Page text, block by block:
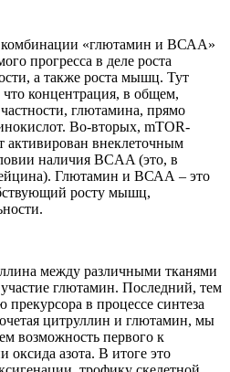
«глютамин и ВСАА»
прогресса в деле роста
а также роста мышц. Тут
концентрация, в общем,
глютамина, прямо
Во-вторых, mTOR-
активирован внеклеточным
наличия BCAA (это, в
Глютамин и ВСАА – это
росту мышц,
между различными тканями
глютамин. Последний, тем
в процессе синтеза
цитруллин и глютамин, мы
возможность первого к
азота. В итоге это